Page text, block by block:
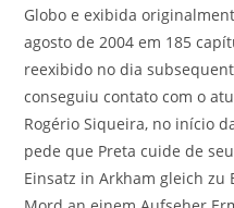
Globo e exibida
agosto de 2004 em 185
reexibido no dia
conseguiu contato com o
Rogério Siqueira, no início
pede que Preta cuide de
Einsatz in Arkham gleich zu